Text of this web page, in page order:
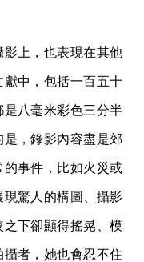
上，也表現在其他
中，包括一百五十
八毫米彩色三分半
，錄影內容盡是郊
事件，比如火災或
驚人的構圖、攝影
下卻顯得搖晃、模
者，她也會忍不住